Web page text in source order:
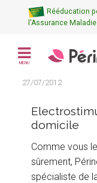
Rééducation
l'Assurance Maladie
MENU
27/07/2012
domicile
Comme vous
sûrement,
spécialiste de